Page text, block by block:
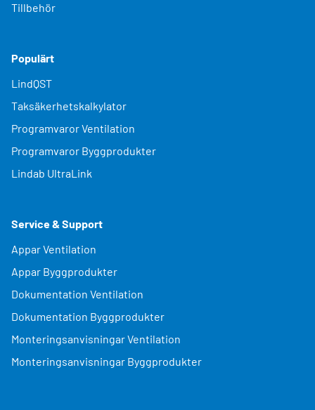
Tillbehör
Populärt
LindQST
Taksäkerhetskalkylator
Programvaror Ventilation
Programvaror Byggprodukter
Lindab UltraLink
Service & Support
Appar Ventilation
Appar Byggprodukter
Dokumentation Ventilation
Dokumentation Byggprodukter
Monteringsanvisningar Ventilation
Monteringsanvisningar Byggprodukter